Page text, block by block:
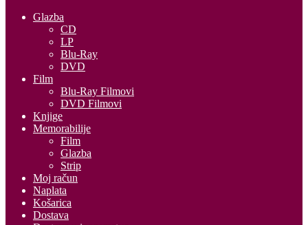
Glazba
CD
LP
Blu-Ray
DVD
Film
Blu-Ray Filmovi
DVD Filmovi
Knjige
Memorabilije
Film
Glazba
Strip
Moj račun
Naplata
Košarica
Dostava